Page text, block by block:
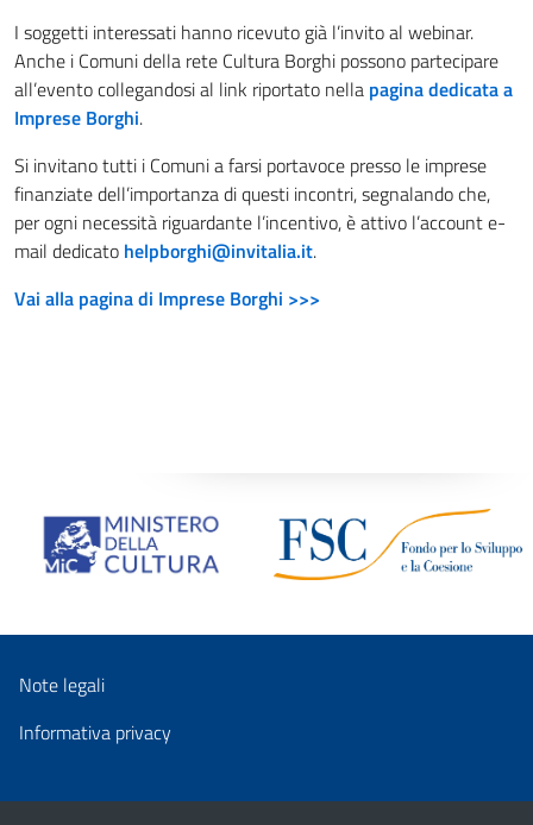
I soggetti interessati hanno ricevuto già l’invito al webinar.
Anche i Comuni della rete Cultura Borghi possono partecipare
all’evento collegandosi al link riportato nella pagina dedicata a
Imprese Borghi.
Si invitano tutti i Comuni a farsi portavoce presso le imprese
finanziate dell’importanza di questi incontri, segnalando che,
per ogni necessità riguardante l’incentivo, è attivo l’account e-
mail dedicato helpborghi@invitalia.it.
Vai alla pagina di Imprese Borghi >>>
Note legali
Informativa privacy